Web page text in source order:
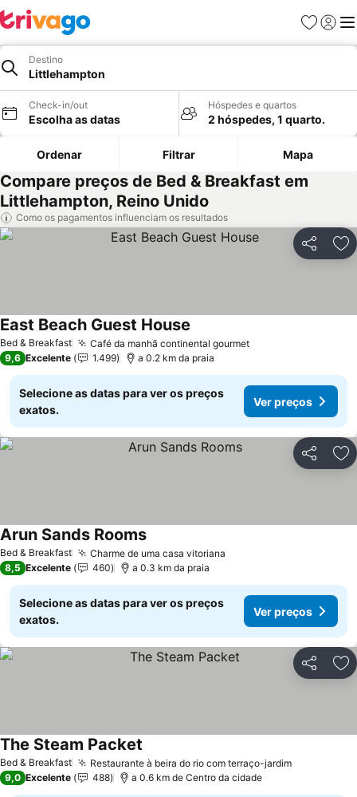
Favoritos
Iniciar
Destino
Littlehampton
Check-in/out
Escolha as datas
Hóspedes e quartos
2 hóspedes, 1 quarto.
Ordenar Filtrar Mapa
Compare preços de Bed & Breakfast em
Littlehampton, Reino Unido
Como os pagamentos influenciam os resultados
Partilhar
Bed & Breakfast Café da manhã continental gourmetVer preços
East Beach Guest House
9,6 Excelente 1.499 a 0.2 km da praia
Selecione as datas para ver os preços
exatos.
Ver preços
Partilhar
Bed & Breakfast Charme de uma casa vitoriana
Arun Sands RoomsVer preços
8,5 Excelente 460 a 0.3 km da praia
Selecione as datas para ver os preços
exatos.
Ver preços
Partilhar
Bed & Breakfast Restaurante à beira do rio com terraço-jardimVer preços
The Steam Packet
9,0 Excelente 488 a 0.6 km de Centro da cidade